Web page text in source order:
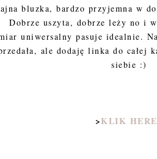
bluzka, bardzo przyjemna w
Dobrze uszyta, dobrze leży no i
uniwersalny pasuje idealnie.
ale dodaję linka do
siebie :)
>KLIK HERE